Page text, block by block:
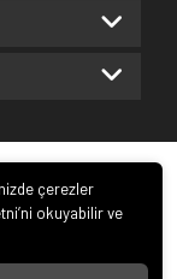
çerezler
okuyabilir ve